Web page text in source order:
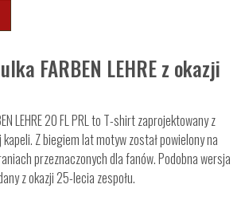
FARBEN LEHRE z okazji
LEHRE 20 FL PRL to T-shirt zaprojektowany z
Z biegiem lat motyw został powielony na
przeznaczonych dla fanów. Podobna wersja
z okazji 25-lecia zespołu.